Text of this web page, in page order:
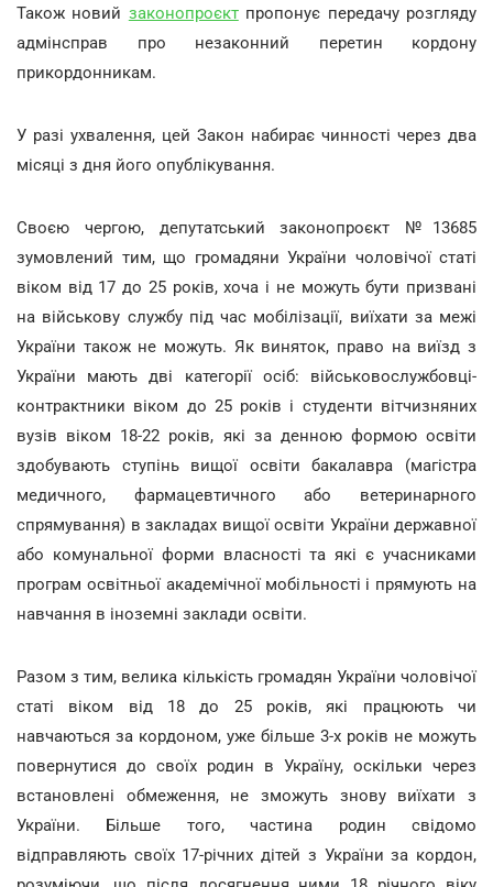
Також новий законопроєктпропонує передачу розгляду
адмінсправ про незаконний перетин кордону
прикордонникам.
У разі ухвалення, цей Закон набирає чинності через два
місяці з дня його опублікування.
Своєю чергою, депутатський законопроєкт №13685
зумовлений тим, що громадяни України чоловічої статі
віком від 17 до 25 років, хоча і не можуть бути призвані
на військову службу під час мобілізації, виїхати за межі
України також не можуть. Як виняток, право на виїзд з
України мають дві категорії осіб: військовослужбовці-
контрактники віком до 25 років і студенти вітчизняних
вузів віком 18-22 років, які за денною формою освіти
здобувають ступінь вищої освіти бакалавра (магістра
медичного, фармацевтичного або ветеринарного
спрямування) в закладах вищої освіти України державної
або комунальної форми власності та які є учасниками
програм освітньої академічної мобільності і прямують на
навчання в іноземні заклади освіти.
Разом з тим, велика кількість громадян України чоловічої
статі віком від 18 до 25 років, які працюють чи
навчаються за кордоном, уже більше 3-х років не можуть
повернутися до своїх родин в Україну, оскільки через
встановлені обмеження, не зможуть знову виїхати з
України. Більше того, частина родин свідомо
відправляють своїх 17-річних дітей з України за кордон,